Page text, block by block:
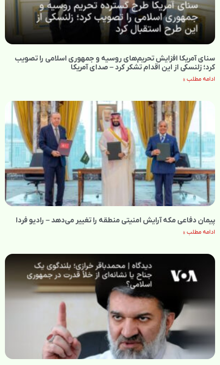
سنای آمریکا افزایش تحریم‌های روسیه و جمهوری اسلامی را تصویب
کرد؛ زلنسکی از این اقدام تشکر کرد – صدای آمریکا
ادامه مطلب »
پیمان دفاعی مکه آرایش امنیتی منطقه را تغییر می‌دهد – رادیو فردا
ادامه مطلب »